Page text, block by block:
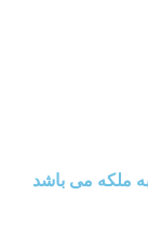
ملکه می باشد